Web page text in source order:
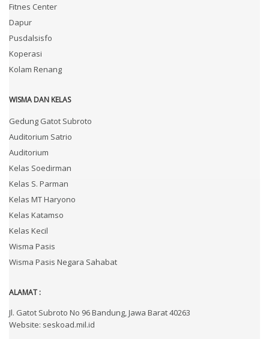
Fitnes Center
Dapur
Pusdalsisfo
Koperasi
Kolam Renang
WISMA DAN KELAS
Gedung Gatot Subroto
Auditorium Satrio
Auditorium
Kelas Soedirman
Kelas S. Parman
Kelas MT Haryono
Kelas Katamso
Kelas Kecil
Wisma Pasis
Wisma Pasis Negara Sahabat
ALAMAT :
Jl. Gatot Subroto No 96 Bandung, Jawa Barat 40263
Website: seskoad.mil.id